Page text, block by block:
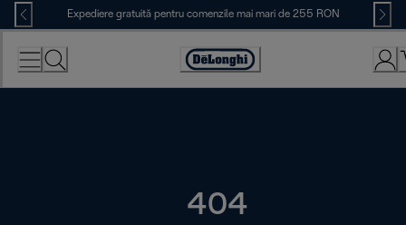
Skip
to
Content
Expediere gratuită pentru comenzile mai mari de 255 RON
Accessibility
Statement
404